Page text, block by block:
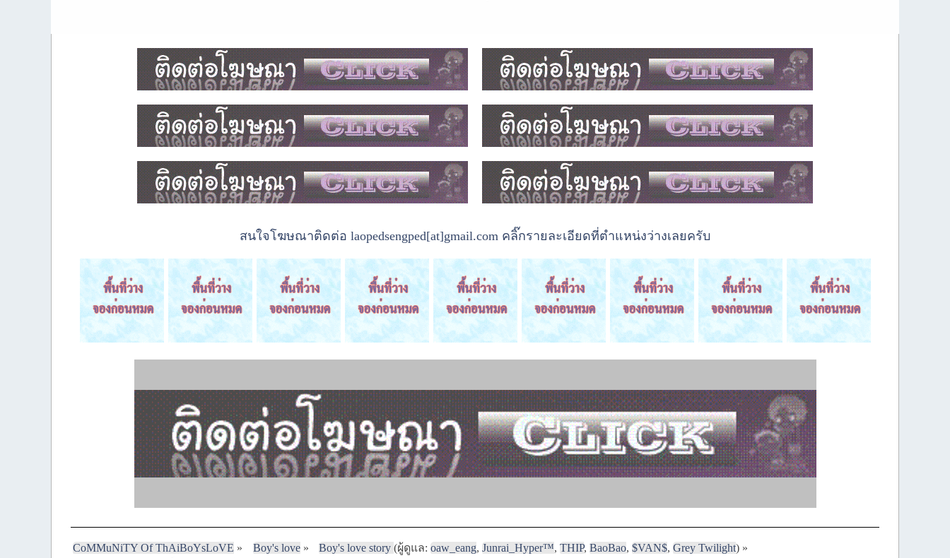
สนใจโฆษณาติดต่อ laopedsengped[at]gmail.com คลิ๊กรายละเอียดที่ตำแหน่งว่างเลยครับ
CoMMuNiTY Of ThAiBoYsLoVE » Boy's love» Boy's love story (ผู้ดูแล: oaw_eang, Junrai_Hyper™, THIP, BaoBao, $VAN$, Grey Twilight) »